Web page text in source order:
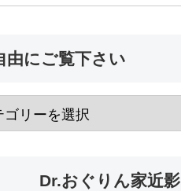
由にご覧下さい
おぐりん家近影